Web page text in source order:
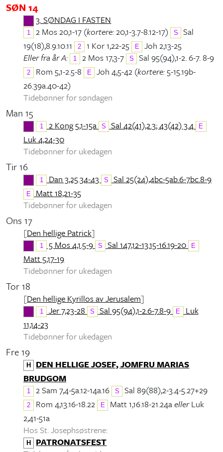
SØN 14
3. SØNDAG I FASTEN
1 2 Mos 20,1-17 (kortere:20,1-3.7-8.12-17) S
Sal
19(18),8.9.10.11
2 1 Kor 1,22-25 E
Joh 2,13-25
Eller fra år A:
1 2 Mos 17,3-7 S Sal 95(94),1-2. 6-7. 8-9
2 Rom 5,1-2.5-8 E Joh 4,5-42 (kortere:5-15.19b-
26.39a.40-42)
Tidebønner for søndagen
Man 15
1 2 Kong 5,1-15a S Sal 42(41),2.3; 43(42) 3.4 E
Luk 4,24-30
Tidebønner for ukedagen
Tir 16
1 Dan 3,25.34-43 S Sal 25(24),4bc-5ab.6-7bc.8-9
E
Matt 18,21-35
Tidebønner for ukedagen
Ons 17
[Den hellige Patrick]
1 5 Mos 4,1.5-9 S Sal 147,12-13.15-16.19-20 E
Matt 5,17-19
Tidebønner for ukedagen
Tor 18
[Den hellige Kyrillos av Jerusalem]
1 Jer 7,23-28 S Sal 95(94),1-2.6-7.8-9 E
Luk
11,14-23
Tidebønner for ukedagen
Fre 19
H
DEN HELLIGE JOSEF, JOMFRU MARIAS
BRUDGOM
1 2 Sam 7,4-5a.12-14a.16 S Sal 89(88),2-3.4-5.27+29
2 Rom 4,13.16-18.22 E Matt 1,16.18-21.24aellerLuk
2,41-51a
Hos St. Josephsøstrene:
H
PATRONATSFEST